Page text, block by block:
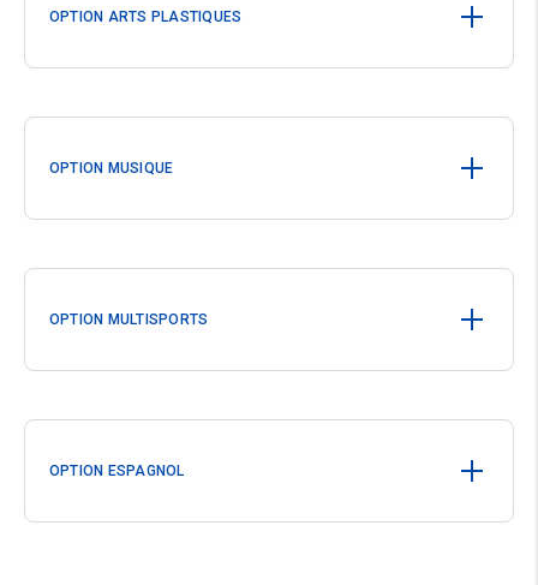
OPTION ARTS PLASTIQUES
OPTION MUSIQUE
OPTION MULTISPORTS
OPTION ESPAGNOL